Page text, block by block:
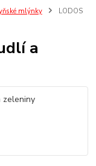
mlýnky
LODOS
a